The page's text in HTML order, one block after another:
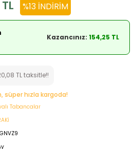
%13 İNDIRIM
Kazancınız: 154,25 TL
TL taksitle!!
süper hızla kargoda!
Tabancalar